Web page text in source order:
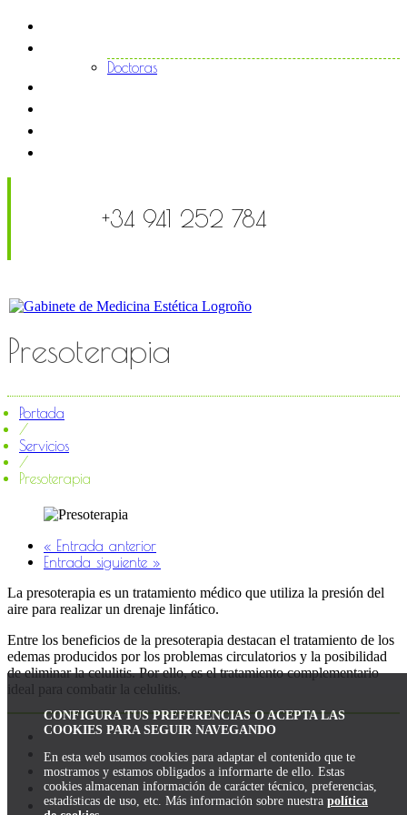
CONFIGURA TUS PREFERENCIAS O ACEPTA LAS
COOKIES PARA SEGUIR NAVEGANDO
En esta web usamos cookies para adaptar el contenido que te
mostramos y estamos obligados a informarte de ello. Estas
cookies almacenan información de carácter técnico, preferencias,
estadísticas de uso, etc. Más información sobre nuestra política
Doctoras
+34 941 252 784
Presoterapia
Portada
/
Servicios
/
Presoterapia
« Entrada anterior
Entrada siguiente »
La presoterapia es un tratamiento médico que utiliza la presión del
aire para realizar un drenaje linfático.
Entre los beneficios de la presoterapia destacan el tratamiento de los
edemas producidos por los problemas circulatorios y la posibilidad
de eliminar la celulitis. Por ello, es el tratamiento complementario
ideal para combatir la celulitis.
Portada
El centro
Tratamientos
FAQS
Contacto